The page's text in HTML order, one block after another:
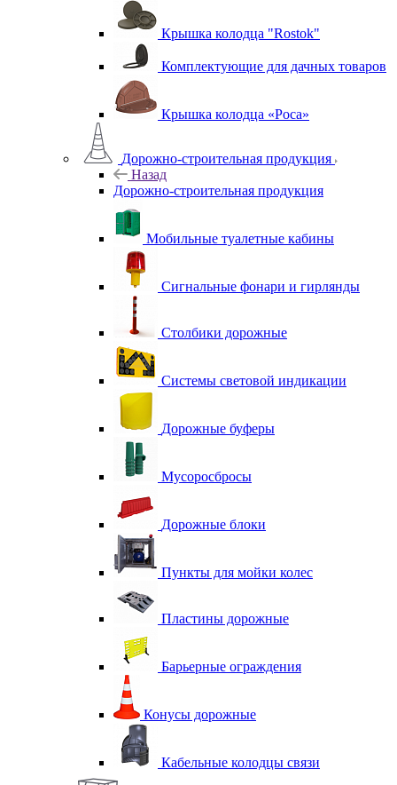
Крышка колодца "Rostok"
Комплектующие для дачных товаров
Крышка колодца «Роса»
Дорожно-строительная продукция
Назад
Дорожно-строительная продукция
Мобильные туалетные кабины
Сигнальные фонари и гирлянды
Столбики дорожные
Системы световой индикации
Дорожные буферы
Мусоросбросы
Дорожные блоки
Пункты для мойки колес
Пластины дорожные
Барьерные ограждения
Конусы дорожные
Кабельные колодцы связи